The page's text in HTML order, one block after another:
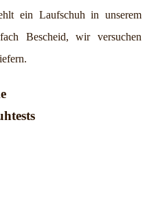
ein Laufschuh in unserem
Bescheid, wir versuchen